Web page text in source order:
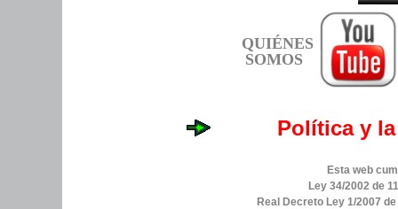
QUIÉNES
SOMOS
Política y
Esta web
Ley 34/2002 de
Real Decreto Ley 1/2007